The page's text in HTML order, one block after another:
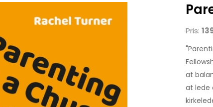
Pris:
at
at lede